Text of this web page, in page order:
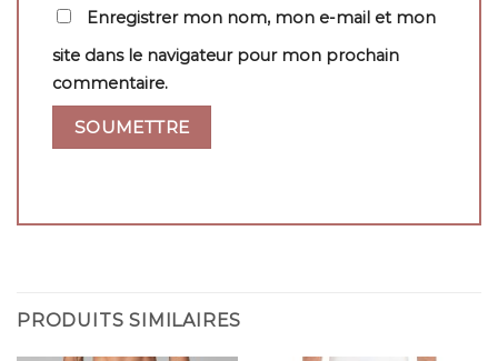
Enregistrer mon nom, mon e-mail et mon
site dans le navigateur pour mon prochain
commentaire.
PRODUITS SIMILAIRES